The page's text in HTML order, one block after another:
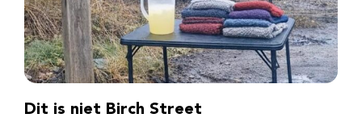
Dit is niet Birch Street